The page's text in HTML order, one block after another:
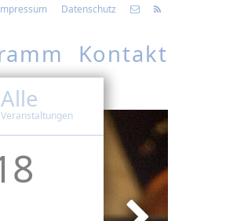
Datenschutz
Kontakt
Alle
Veranstaltungen